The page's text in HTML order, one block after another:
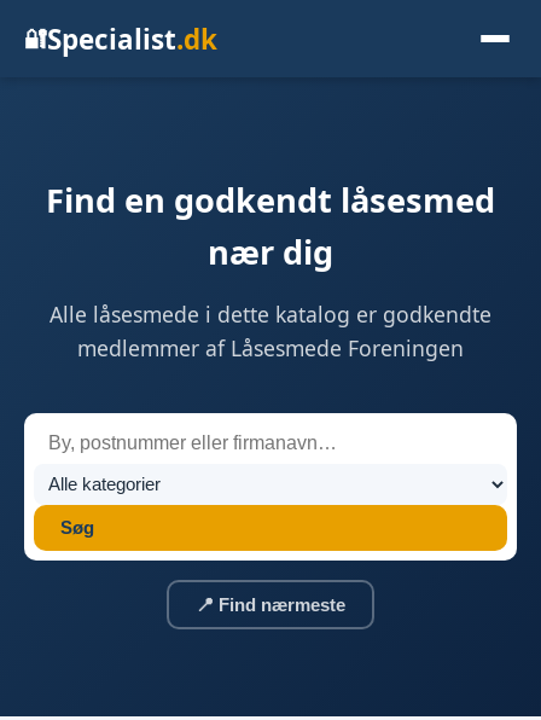
🔐Specialist.dk
Find en godkendt låsesmed
nær dig
Alle låsesmede i dette katalog er godkendte
medlemmer af Låsesmede Foreningen
Søg
📍 Find nærmeste